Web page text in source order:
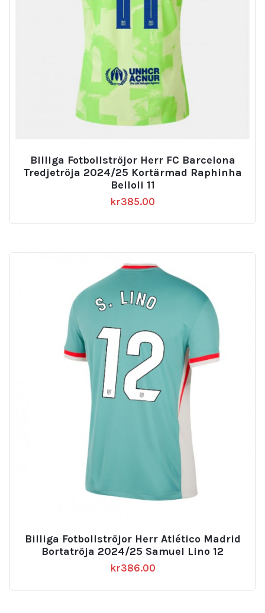
Billiga Fotbollströjor Herr FC Barcelona
Tredjetröja 2024/25 Kortärmad Raphinha
Belloli 11
kr385.00
Billiga Fotbollströjor Herr Atlético Madrid
Bortatröja 2024/25 Samuel Lino 12
kr386.00